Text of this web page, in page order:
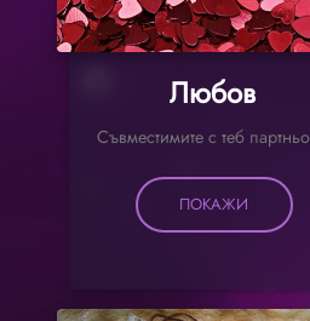
Любов
Съвместимите с теб
ПОКАЖИ